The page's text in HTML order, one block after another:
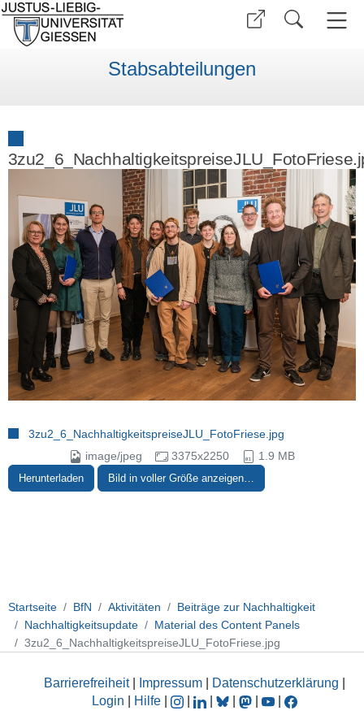
Stabsabteilungen
3zu2_6_NachhaltigkeitspreiseJLU_FotoFriese.jpg
image/jpeg
3375x2250 1.9 MB
Herunterladen Bild in voller Größe anzeigen…
Startseite BfN Aktivitäten
Beiträge zur Nachhaltigkeit
Nachhaltigkeitsupdate
Material des Content Panels
3zu2_6_NachhaltigkeitspreiseJLU_FotoFriese.jpg
Barrierefreiheit| Impressum Datenschutzerklärung
Login
Hilfe